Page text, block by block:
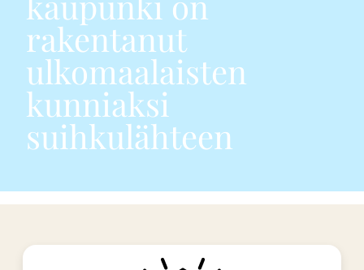
rakentanut
ulkomaalaisten
kunniaksi
suihkulähteen